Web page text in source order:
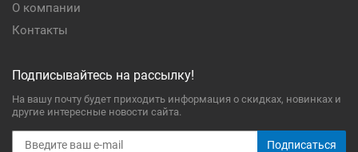
О компании
Контакты
Подписывайтесь на рассылку!
На вашу почту будет приходить информация о скидках, новинках и
другие интересные новости сайта.
Подписаться